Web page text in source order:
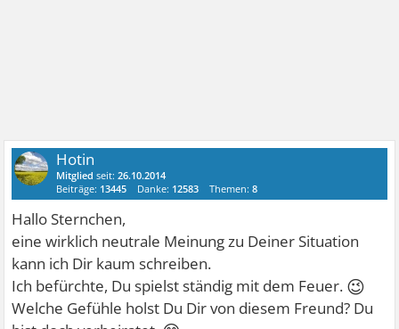
Hotin
Mitglied seit:26.10.2014
Beiträge: 13445 Danke: 12583 Themen:8
Hallo Sternchen,
eine wirklich neutrale Meinung zu Deiner Situation
kann ich Dir kaum schreiben.
Ich befürchte, Du spielst ständig mit dem Feuer. 😉
Welche Gefühle holst Du Dir von diesem Freund? Du